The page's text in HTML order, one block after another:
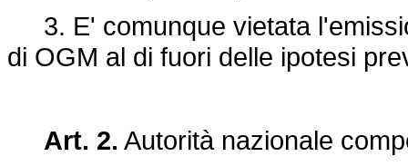
3. E' comunque vietata
di OGM al di fuori delle ipotesi
Art. 2. Autorità nazionale